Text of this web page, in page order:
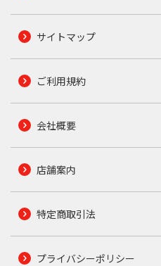
サイトマップ
ご利用規約
会社概要
店舗案内
特定商取引法
プライバシーポリシー